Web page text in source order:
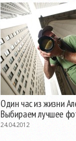
Один час из жизни
Выбираем лучшее
24.04.2012